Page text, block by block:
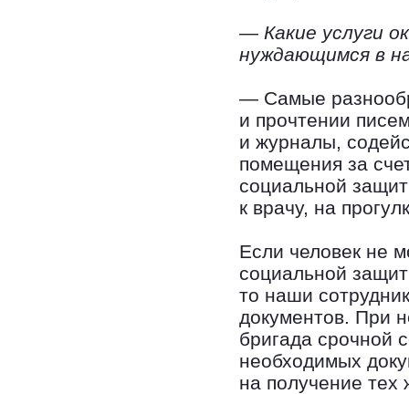
— Какие услуги
нуждающимся в
— Самые
и прочтении
и журналы,
помещения за
социальной
к врачу, на
Если человек не
социальной
то наши
документов. При
бригада срочной
необходимых
на получение тех